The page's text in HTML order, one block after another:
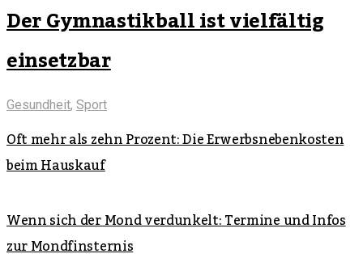
Der Gymnastikball ist vielfältig
einsetzbar
Gesundheit, Sport
Oft mehr als zehn Prozent: Die Erwerbsnebenkosten
beim Hauskauf
Wenn sich der Mond verdunkelt: Termine und Infos
zur Mondfinsternis